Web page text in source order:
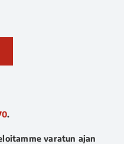
.
varatun ajan